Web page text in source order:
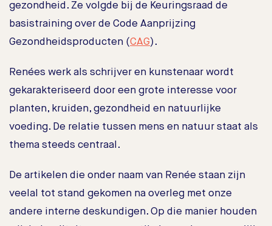
gezondheid. Ze volgde bij de Keuringsraad de
basistraining over de Code Aanprijzing
Gezondheidsproducten (CAG).
Renées werk als schrijver en kunstenaar wordt
gekarakteriseerd door een grote interesse voor
planten, kruiden, gezondheid en natuurlijke
voeding. De relatie tussen mens en natuur staat als
thema steeds centraal.
De artikelen die onder naam van Renée staan zijn
veelal tot stand gekomen na overleg met onze
andere interne deskundigen. Op die manier houden